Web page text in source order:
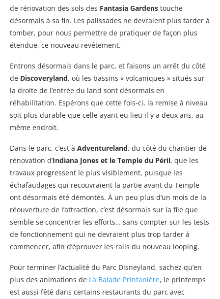
de rénovation des sols des Fantasia Gardens touche
désormais à sa fin. Les palissades ne devraient plus tarder à
tomber, pour nous permettre de pratiquer de façon plus
étendue, ce nouveau revêtement.
Entrons désormais dans le parc, et faisons un arrêt du côté
de Discoveryland, où les bassins « volcaniques » situés sur
la droite de l’entrée du land sont désormais en
réhabilitation. Espérons que cette fois-ci, la remise à niveau
soit plus durable que celle ayant eu lieu il y a deux ans, au
même endroit.
Dans le parc, c’est à Adventureland, du côté du chantier de
rénovation d’Indiana Jones et le Temple du Péril, que les
travaux progressent le plus visiblement, puisque les
échafaudages qui recouvraient la partie avant du Temple
ont désormais été démontés. À un peu plus d’un mois de la
réouverture de l’attraction, c’est désormais sur la file que
semble se concentrer les efforts… sans compter sur les tests
de fonctionnement qui ne devraient plus trop tarder à
commencer, afin d’éprouver les rails du nouveau looping.
Pour terminer l’actualité du Parc Disneyland, sachez qu’en
plus des animations de La Balade Printanière, le printemps
est aussi fêté dans certains restaurants du parc avec